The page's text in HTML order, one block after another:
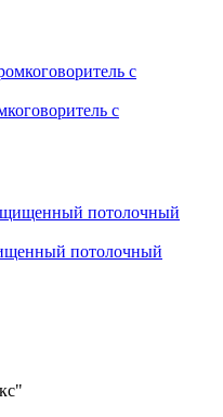
с
потолочный